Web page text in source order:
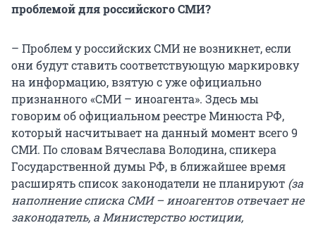
проблемой для российского СМИ?
– Проблем у российских СМИ не возникнет, если
они будут ставить соответствующую маркировку
на информацию, взятую с уже официально
признанного «СМИ – иноагента». Здесь мы
говорим об официальном реестре Минюста РФ,
который насчитывает на данный момент всего 9
СМИ. По словам Вячеслава Володина, спикера
Государственной думы РФ, в ближайшее время
расширять список законодатели не планируют (за
наполнение списка СМИ – иноагентов отвечает не
законодатель, а Министерство юстиции,